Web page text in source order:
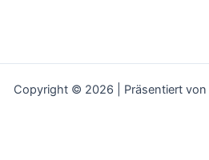
Copyright © 2026 | Präsentiert von